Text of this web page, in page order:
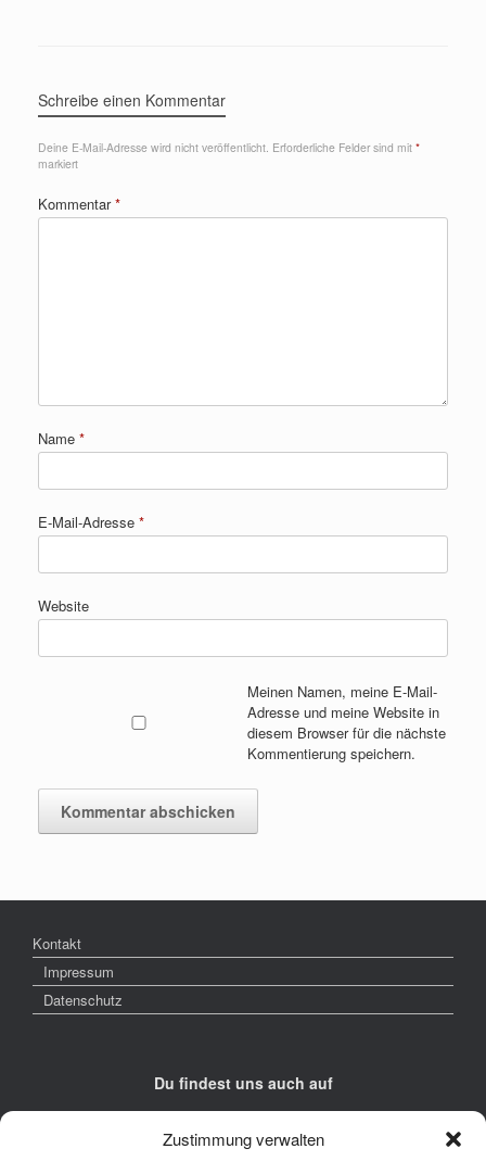
Zustimmung verwalten
Schreibe einen Kommentar
Deine E-Mail-Adresse wird nicht veröffentlicht. Erforderliche Felder sind mit *
markiert
Kommentar*
Name *
E-Mail-Adresse *
Website
Meinen Namen, meine E-Mail-
Adresse und meine Website in
diesem Browser für die nächste
Kommentierung speichern.
Kontakt
Impressum
Datenschutz
Du findest uns auch auf